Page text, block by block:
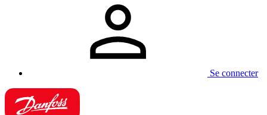
Se connecter